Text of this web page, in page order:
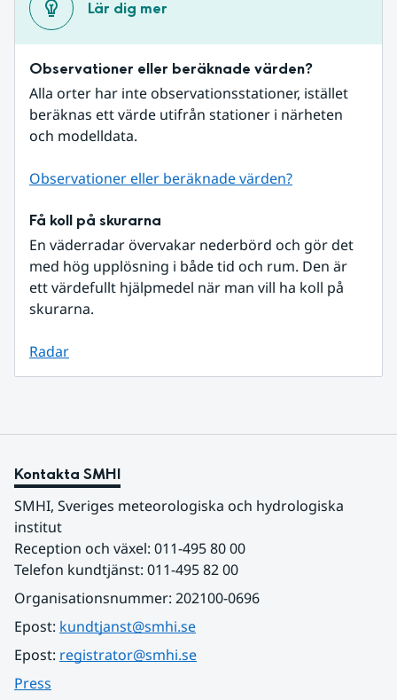
Lär dig mer
Observationer eller beräknade värden?
Alla orter har inte observationsstationer, istället
beräknas ett värde utifrån stationer i närheten
och modelldata.
Observationer eller beräknade värden?
Få koll på skurarna
En väderradar övervakar nederbörd och gör det
med hög upplösning i både tid och rum. Den är
ett värdefullt hjälpmedel när man vill ha koll på
skurarna.
Radar
Kontakta SMHI
SMHI, Sveriges meteorologiska och hydrologiska
institut
Reception och växel: 011-495 80 00
Telefon kundtjänst: 011-495 82 00
Organisationsnummer: 202100-0696
Epost: kundtjanst@smhi.se
Epost: registrator@smhi.se
Press